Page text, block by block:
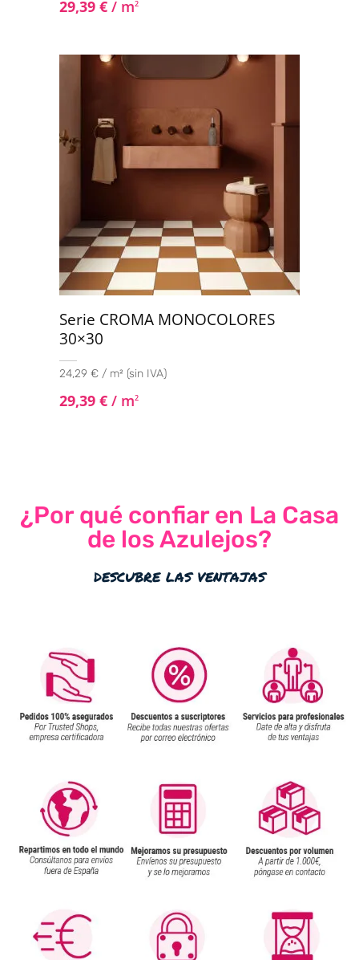
29,39 € / m2
Serie CROMA MONOCOLORES
30×30
24,29 € / m² (sin IVA)
29,39 € / m2
¿Por qué confiar en La Casa
de los Azulejos?
descubre las ventajas